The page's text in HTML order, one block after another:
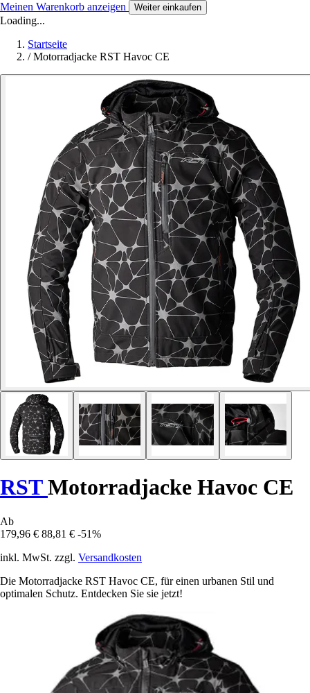
Meinen Warenkorb anzeigen Weiter einkaufen
Loading...
Startseite
/ Motorradjacke RST Havoc CE
RSTMotorradjacke Havoc CE
Ab
179,96 € 88,81 € -51%
inkl. MwSt. zzgl. Versandkosten
Die Motorradjacke RST Havoc CE, für einen urbanen Stil und
optimalen Schutz. Entdecken Sie sie jetzt!